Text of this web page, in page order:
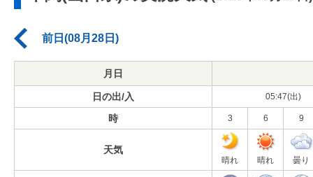
前日(08月28日)
月日
日の出/入 05:47(出)
時 3 6 9
天気
晴れ 晴れ 曇り